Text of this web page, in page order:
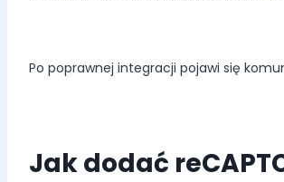
Po poprawnej integracji pojawi się
Jak dodać